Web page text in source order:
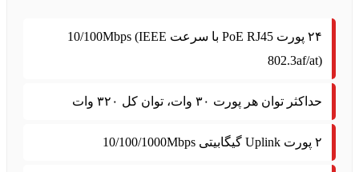
۲۴ پورت PoE RJ45 با سرعت 10/100Mbps (IEEE
802.3af/at)
حداکثر توان هر پورت ۳۰ وات، توان کل ۳۲۰ وات
۲ پورت Uplink گیگابیتی 10/100/1000Mbps